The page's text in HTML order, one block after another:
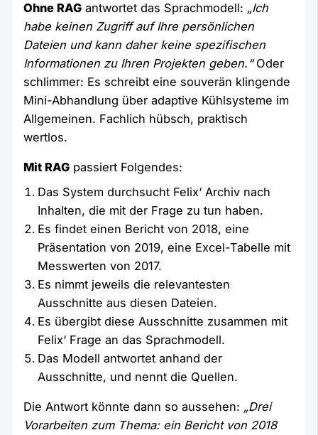
Ohne RAG antwortet das Sprachmodell: „Ich
habe keinen Zugriff auf Ihre persönlichen
Dateien und kann daher keine spezifischen
Informationen zu Ihren Projekten geben.“Oder
schlimmer: Es schreibt eine souverän klingende
Mini-Abhandlung über adaptive Kühlsysteme im
Allgemeinen. Fachlich hübsch, praktisch
wertlos.
Mit RAG passiert Folgendes:
Das System durchsucht Felix‘ Archiv nach
Inhalten, die mit der Frage zu tun haben.
Es findet einen Bericht von 2018, eine
Präsentation von 2019, eine Excel-Tabelle mit
Messwerten von 2017.
Es nimmt jeweils die relevantesten
Ausschnitte aus diesen Dateien.
Es übergibt diese Ausschnitte zusammen mit
Felix‘ Frage an das Sprachmodell.
Das Modell antwortet anhand der
Ausschnitte, und nennt die Quellen.
Die Antwort könnte dann so aussehen: „Drei
Vorarbeiten zum Thema: ein Bericht von 2018